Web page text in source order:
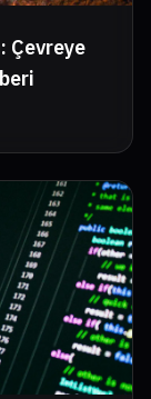
Çevreye